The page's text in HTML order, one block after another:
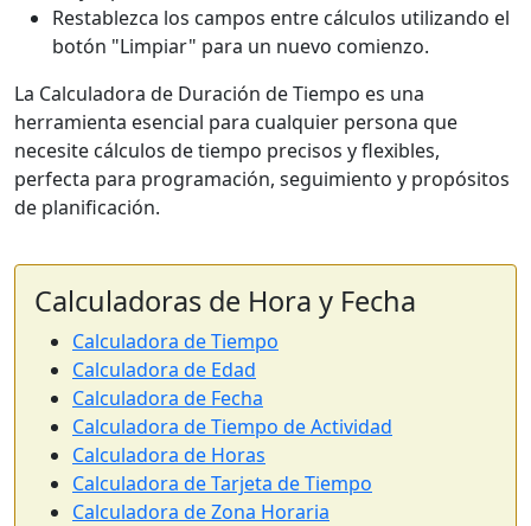
Restablezca los campos entre cálculos utilizando el
botón "Limpiar" para un nuevo comienzo.
La Calculadora de Duración de Tiempo es una
herramienta esencial para cualquier persona que
necesite cálculos de tiempo precisos y flexibles,
perfecta para programación, seguimiento y propósitos
de planificación.
Calculadoras de Hora y Fecha
Calculadora de Tiempo
Calculadora de Edad
Calculadora de Fecha
Calculadora de Tiempo de Actividad
Calculadora de Horas
Calculadora de Tarjeta de Tiempo
Calculadora de Zona Horaria